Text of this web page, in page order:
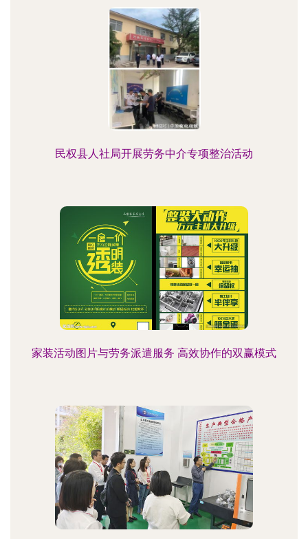
民权县人社局开展劳务中介专项整治活动
家装活动图片与劳务派遣服务 高效协作的双赢模式